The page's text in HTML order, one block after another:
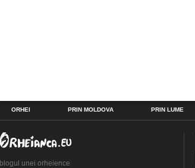
ORHEI PRIN MOLDOVA PRIN LUME
blogul unei orheience